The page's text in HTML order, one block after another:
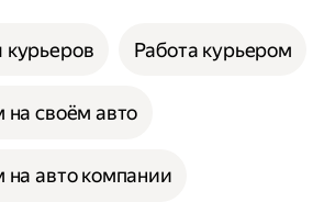
Работа курьером
на своём авто
на авто компании